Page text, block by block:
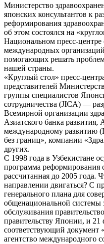
Министерство
японских консультантов к
реформирования
об этом состоялся на
Национальном пресс-центре
международных
помогающих решать
нашей страны.
«Круглый стол» пресс-
представителей
группы специалистов
сотрудничества (JICA) —
Всемирной организации
Азиатского банка развития,
международному
без границ», компании
других.
С 1998 года в Узбекистане
программа реформирования
рассчитанная до 2005 года.
направлении двигаться? С
генерального плана для
общенациональной системы
обслуживания
правительству Японии, и 21
соответствующий документ
агентство международного